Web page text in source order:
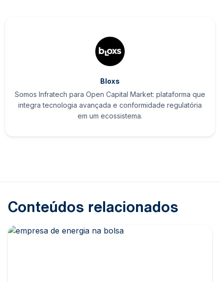
Bloxs
Somos Infratech para Open Capital Market: plataforma que
integra tecnologia avançada e conformidade regulatória
em um ecossistema.
Conteúdos relacionados